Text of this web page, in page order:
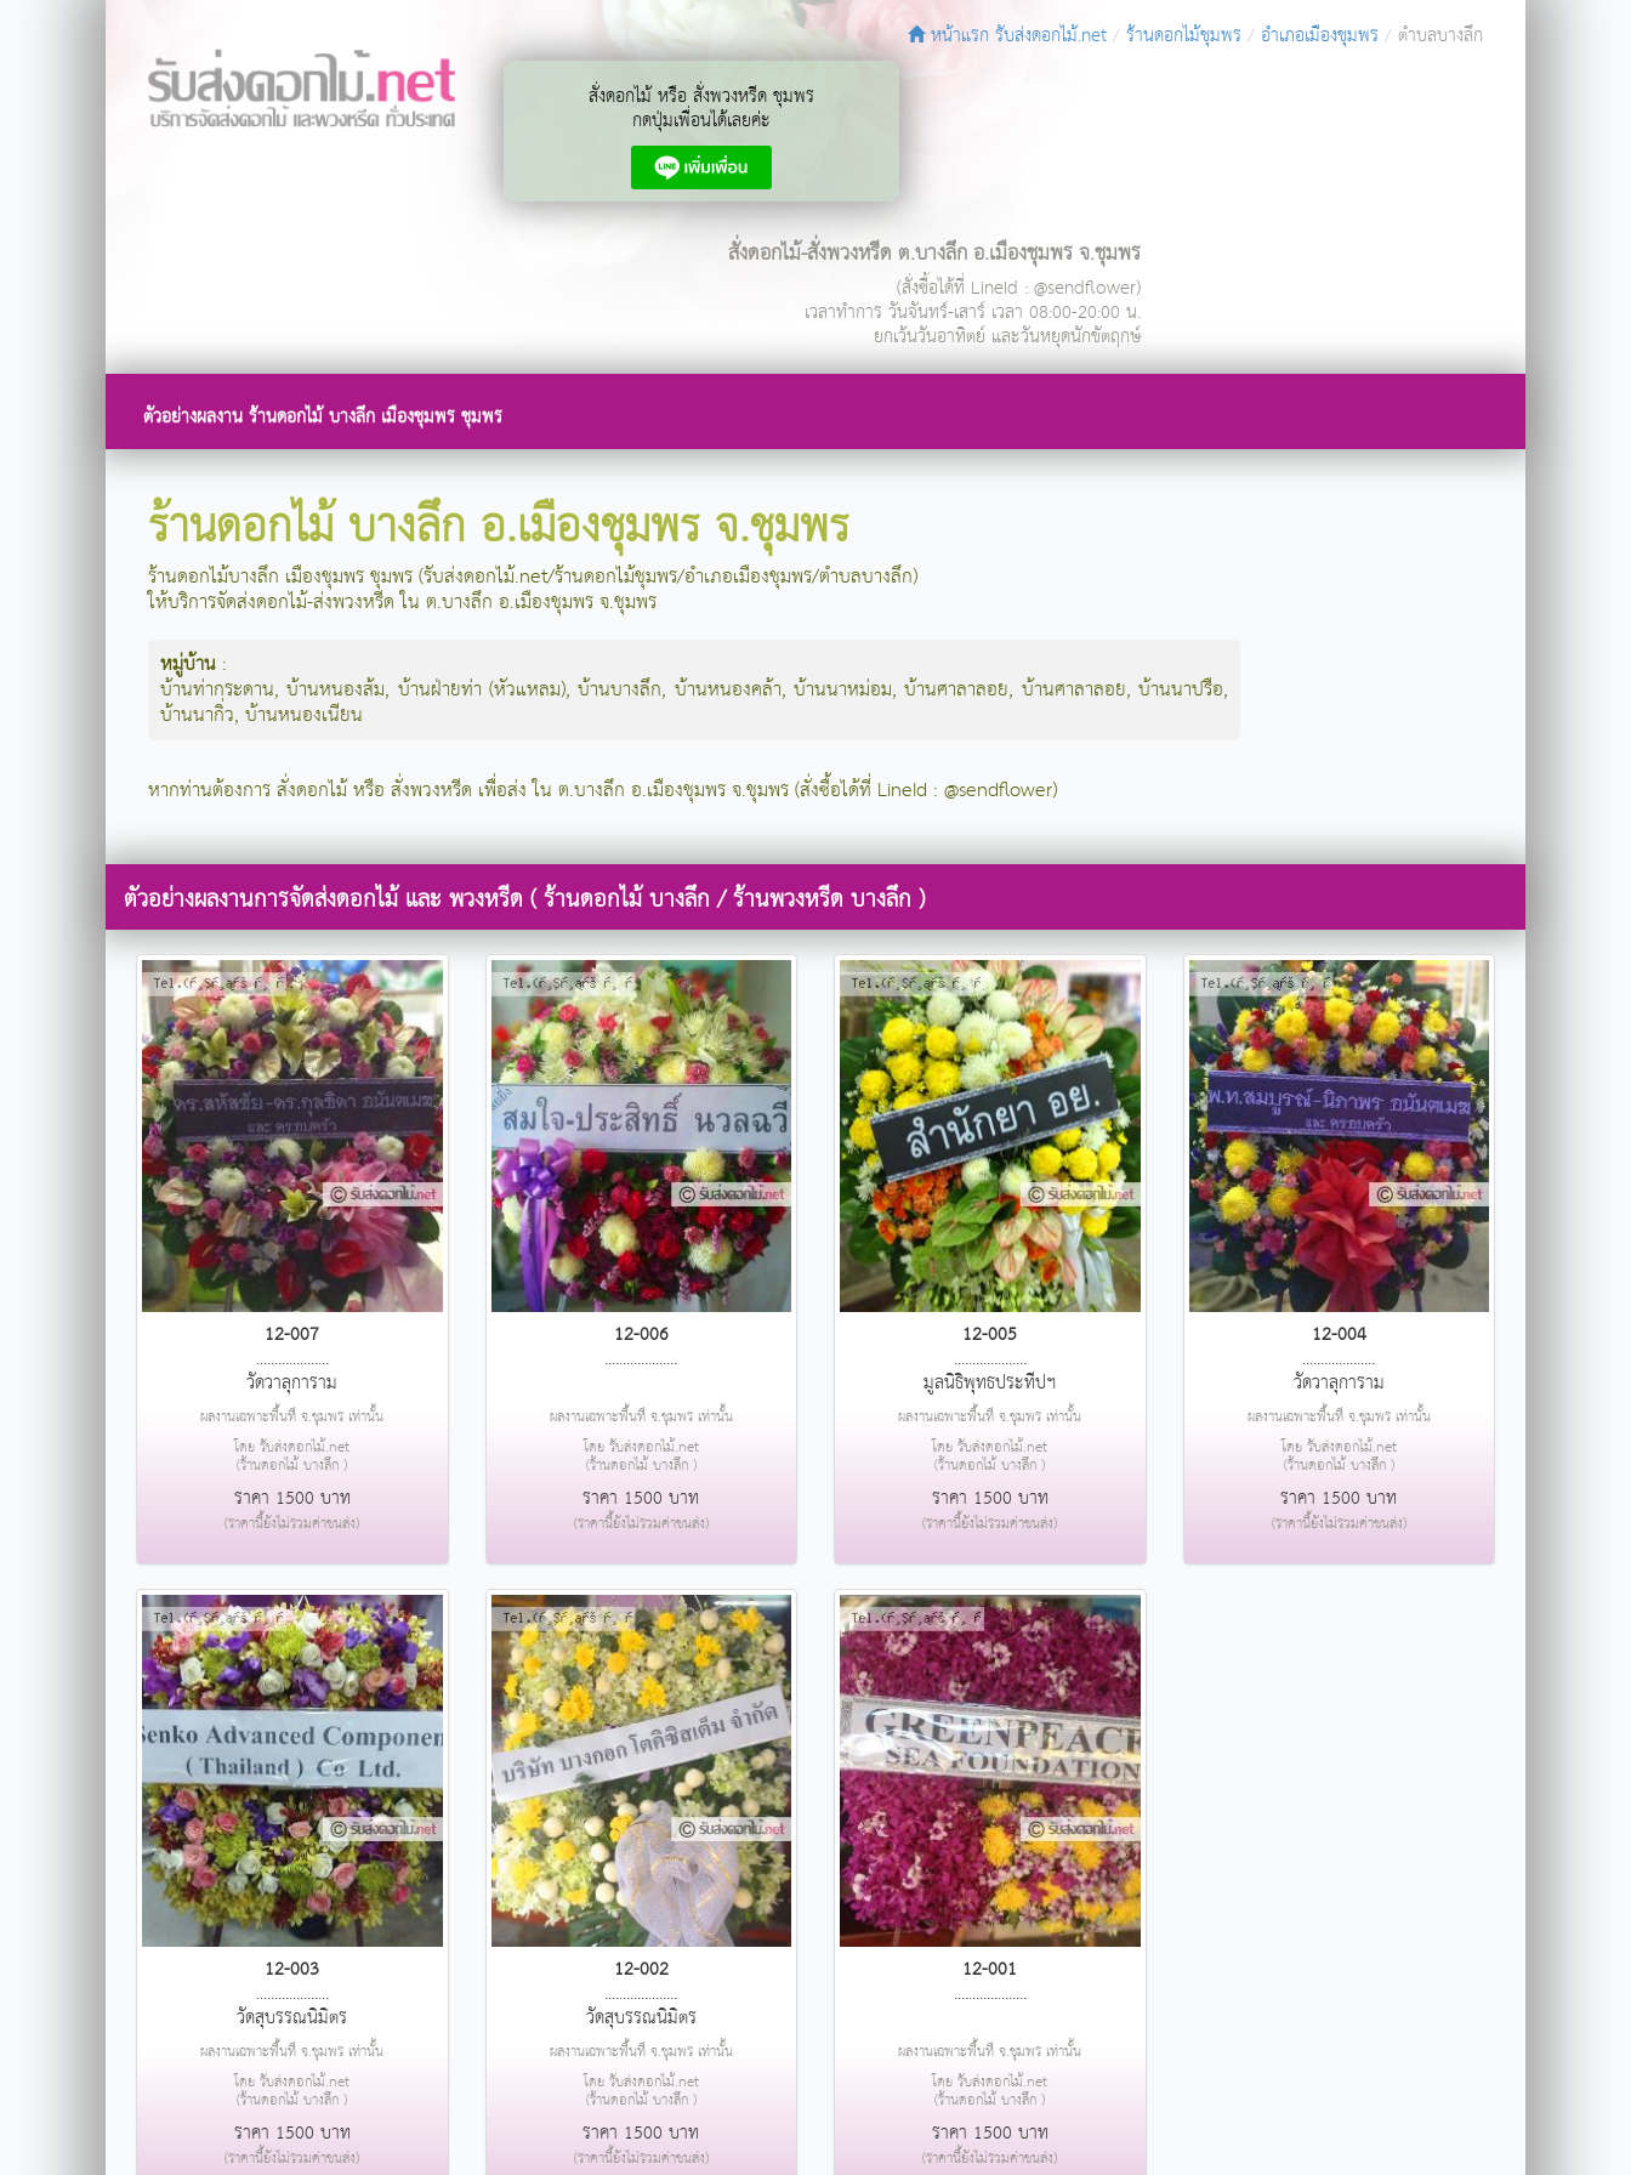
หน้าแรก รับส่งดอกไม้.net ร้านดอกไม้ชุมพร อำเภอเมืองชุมพร
ตำบลบางลึก
สั่งดอกไม้ หรือ สั่งพวงหรีด ชุมพร
กดปุ่มเพื่อนได้เลยค่ะ
สั่งดอกไม้-สั่งพวงหรีด ต.บางลึก อ.เมืองชุมพร จ.ชุมพร
(สั่งซื้อได้ที่ LineId : @sendflower)
เวลาทำการ วันจันทร์-เสาร์ เวลา 08:00-20:00 น.
ยกเว้นวันอาทิตย์ และวันหยุดนักขัตฤกษ์
ตัวอย่างผลงาน ร้านดอกไม้ บางลึก เมืองชุมพร ชุมพร
ร้านดอกไม้ บางลึก อ.เมืองชุมพร จ.ชุมพร
ร้านดอกไม้บางลึก เมืองชุมพร ชุมพร (รับส่งดอกไม้.net/ร้านดอกไม้ชุมพร/อำเภอเมืองชุมพร/ตำบลบางลึก)
ให้บริการจัดส่งดอกไม้-ส่งพวงหรีด ใน ต.บางลึก อ.เมืองชุมพร จ.ชุมพร
หมู่บ้าน :
บ้านท่ากระดาน,บ้านหนองส้ม, บ้านฝ่ายท่า (หัวแหลม),บ้านบางลึก, บ้านหนองคล้า,บ้านนาหม่อม,บ้านศาลาลอย, บ้านศาลาลอย,บ้านนาปรือ,
บ้านนากิ่ว, บ้านหนองเนียน
หากท่านต้องการ สั่งดอกไม้ หรือ สั่งพวงหรีด เพื่อส่ง ใน ต.บางลึก อ.เมืองชุมพร จ.ชุมพร (สั่งซื้อได้ที่ LineId : @sendflower)
ตัวอย่างผลงานการจัดส่งดอกไม้ และ พวงหรีด ( ร้านดอกไม้ บางลึก / ร้านพวงหรีด บางลึก )
12-007
....................
วัดวาลุการาม
ผลงานเฉพาะพื้นที่ จ.ชุมพร เท่านั้น
โดย รับส่งดอกไม้.net
(ร้านดอกไม้ บางลึก )
ราคา 1500 บาท
(ราคานี้ยังไม่รวมค่าขนส่ง)
12-006
....................
ผลงานเฉพาะพื้นที่ จ.ชุมพร เท่านั้น
โดย รับส่งดอกไม้.net
(ร้านดอกไม้ บางลึก )
ราคา 1500 บาท
(ราคานี้ยังไม่รวมค่าขนส่ง)
12-005
....................
มูลนิธิพุทธประทีปฯ
ผลงานเฉพาะพื้นที่ จ.ชุมพร เท่านั้น
โดย รับส่งดอกไม้.net
(ร้านดอกไม้ บางลึก )
ราคา 1500 บาท
(ราคานี้ยังไม่รวมค่าขนส่ง)
12-004
....................
วัดวาลุการาม
ผลงานเฉพาะพื้นที่ จ.ชุมพร เท่านั้น
โดย รับส่งดอกไม้.net
(ร้านดอกไม้ บางลึก )
ราคา 1500 บาท
(ราคานี้ยังไม่รวมค่าขนส่ง)
12-003
....................
วัดสุบรรณนิมิตร
ผลงานเฉพาะพื้นที่ จ.ชุมพร เท่านั้น
โดย รับส่งดอกไม้.net
(ร้านดอกไม้ บางลึก )
ราคา 1500 บาท
(ราคานี้ยังไม่รวมค่าขนส่ง)
12-002
....................
วัดสุบรรณนิมิตร
ผลงานเฉพาะพื้นที่ จ.ชุมพร เท่านั้น
โดย รับส่งดอกไม้.net
(ร้านดอกไม้ บางลึก )
ราคา 1500 บาท
(ราคานี้ยังไม่รวมค่าขนส่ง)
12-001
....................
ผลงานเฉพาะพื้นที่ จ.ชุมพร เท่านั้น
โดย รับส่งดอกไม้.net
(ร้านดอกไม้ บางลึก )
ราคา 1500 บาท
(ราคานี้ยังไม่รวมค่าขนส่ง)